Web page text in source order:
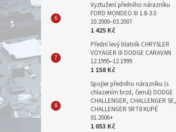
Vyztužení předního nárazníku
FORD MONDEO III 1.8-3.0
10.2000–03.2007
1 425 Kč
Přední levý blatník CHRYSLER
VOYAGER III DODGE CARAVAN
12.1995–12.1999
1 158 Kč
Spojler předního nárazníku (s
chlazením brzd, černá) DODGE
CHALLENGER, CHALLENGER SE,
CHALLENGER SRT8 KUPÉ
01.2006+
1 053 Kč